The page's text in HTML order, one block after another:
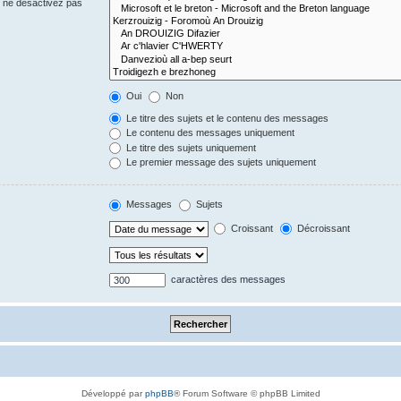
désactivez pas
Oui Non
Le titre des sujets et le contenu des messages
Le contenu des messages uniquement
Le titre des sujets uniquement
Le premier message des sujets uniquement
Messages Sujets
Croissant Décroissant
caractères des messages
Développé parphpBB® Forum Software © phpBB Limited